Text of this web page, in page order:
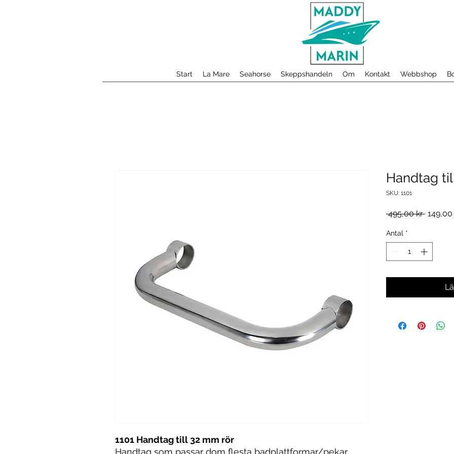
Start La Mare Seahorse Skeppshandeln Om Kontakt Webbshop
1101 Handtag till 32 mm rör
Handtag som passar dom flesta badplattformar/pekar
Handtag
SKU: 1101
495,00 kr
Antal *